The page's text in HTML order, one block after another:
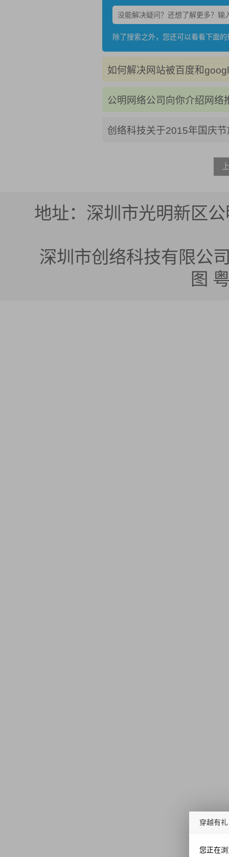
除了搜索之外，您还可以看看下面
如何解决网站被百度和
公明网络公司向你介绍网络
创络科技关于2015年国庆
地址：深圳市光明新区
深圳市创络科技有限公
图
穿越有礼
您正在